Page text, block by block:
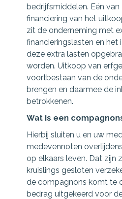
bedrijfsmiddelen. Eén
financiering van het
zit de onderneming met
financieringslasten en het
deze extra lasten
worden. Uitkoop van
voortbestaan van de
brengen en daarmee de
betrokkenen.
Wat is een
Hierbij sluiten u en uw
medevennoten
op elkaars leven. Dat zijn
kruislings gesloten
de compagnons komt te
bedrag uitgekeerd voor